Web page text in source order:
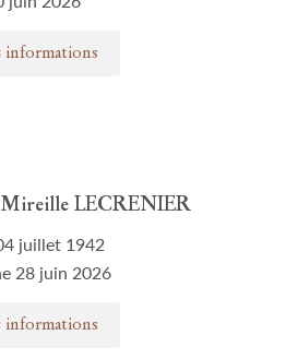
informations
Mireille LECRENIER
juillet 1942
28 juin 2026
informations